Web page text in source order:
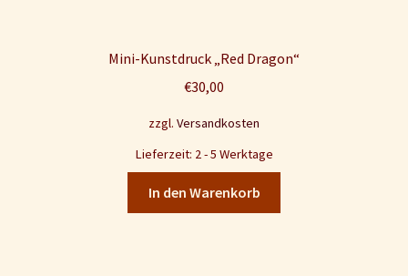
Mini-Kunstdruck „Red Dragon“
€30,00
zzgl. Versandkosten
Lieferzeit: 2 - 5 Werktage
In den Warenkorb